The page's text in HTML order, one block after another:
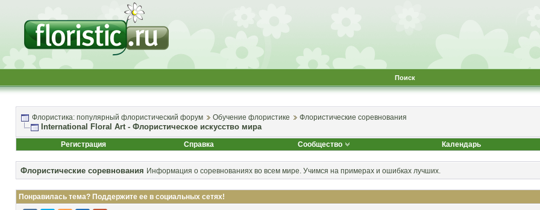
Поиск
Флористика: популярный флористический форум Обучение флористике Флористические соревнования
International Floral Art - Флористическое искусство мира
Регистрация
Справка Сообщество Календарь
Флористические соревнования Информация о соревнованиях во всем мире. Учимся на примерах и ошибках лучших.
Понравилась тема? Поддержите ее в социальных сетях!